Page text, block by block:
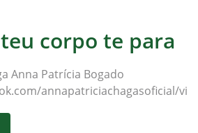
corpo te para
Anna Patrícia Bogado
annapatriciachagasoficial/